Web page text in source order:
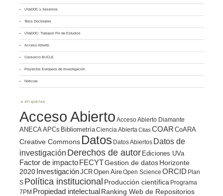
UVaDOC y Sexenios
Tesis Doctorales
UVaDOC: Trabajos Fin de Estudios
Acceso Abierto
Consorcio BUCLE
Proyectos Europeos de Investigación
Noticias
ETIQUETAS
Acceso Abierto Acceso Abierto Diamante
ANECA APCs BibliometríaCiencia Abierta Citas COAR CoARA
Creative Commons Datos Datos Abiertos Datos de
investigación Derechos de autor Ediciones UVa
Factor de impacto FECYTGestion de datosHorizonte
2020 InvestigaciónJCROpen AireOpen Science ORCID Plan
S Política institucional Producción científica Programa
7PM Propiedad intelectualRanking Web de Repositorios